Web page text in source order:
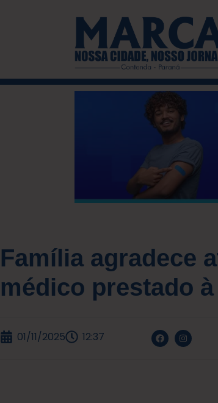
Família agradece
médico prestado
01/11/2025 12:37